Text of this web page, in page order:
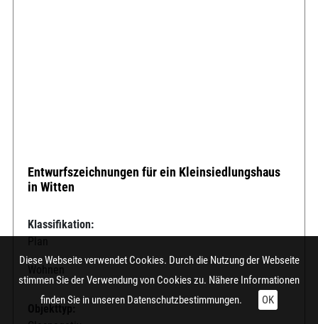
Entwurfszeichnungen für ein Kleinsiedlungshaus
in Witten
Klassifikation:
Diese Webseite verwendet Cookies. Durch die Nutzung der Webseite
stimmen Sie der Verwendung von Cookies zu. Nähere Informationen
finden Sie in unseren Datenschutzbestimmungen. OK